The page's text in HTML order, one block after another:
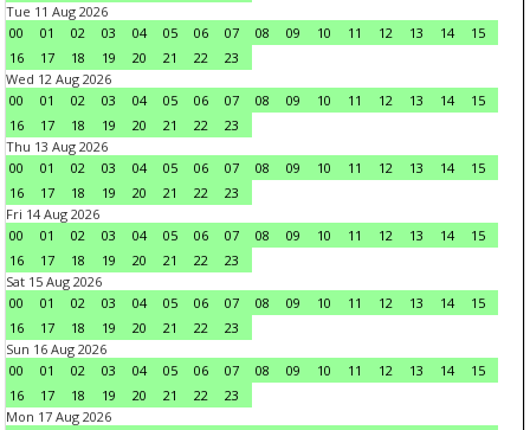
Tue 11 Aug 2026
00
01 02 03 04 05 06 07 08 09 10 11 12 13 14
15
16
17 18 19 20 21 22
23
Wed 12 Aug 2026
00
01 02 03 04 05 06 07 08 09 10 11 12 13 14
15
16
17 18 19 20 21 22
23
Thu 13 Aug 2026
00
01 02 03 04 05 06 07 08 09 10 11 12 13 14
15
16
17 18 19 20 21 22
23
Fri 14 Aug 2026
00
01 02 03 04 05 06 07 08 09 10 11 12 13 14
15
16
17 18 19 20 21 22
23
Sat 15 Aug 2026
00
01 02 03 04 05 06 07 08 09 10 11 12 13 14
15
16
17 18 19 20 21 22
23
Sun 16 Aug 2026
00
01 02 03 04 05 06 07 08 09 10 11 12 13 14
15
16
17 18 19 20 21 22
23
Mon 17 Aug 2026